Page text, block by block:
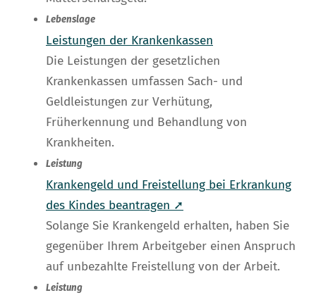
Lebenslage
Leistungen der Krankenkassen
Die Leistungen der gesetzlichen
Krankenkassen umfassen Sach- und
Geldleistungen zur Verhütung,
Früherkennung und Behandlung von
Krankheiten.
Leistung
Krankengeld und Freistellung bei Erkrankung
des Kindes beantragen ➚
Solange Sie Krankengeld erhalten, haben Sie
gegenüber Ihrem Arbeitgeber einen Anspruch
auf unbezahlte Freistellung von der Arbeit.
Leistung